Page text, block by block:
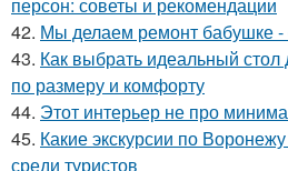
персон: советы и рекомендации
42. Мы делаем ремонт бабушке -
43. Как выбрать идеальный стол
по размеру и комфорту
44. Этот интерьер не про
45. Какие экскурсии по
среди туристов